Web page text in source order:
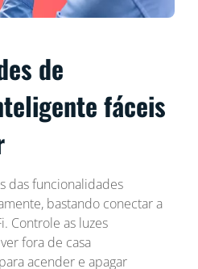
de
fáceis
das funcionalidades
bastando conectar a
Controle as luzes
fora de casa
acender e apagar